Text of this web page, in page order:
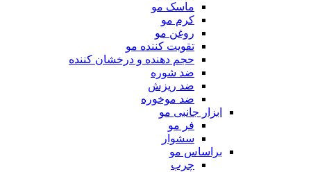
ماسک مو
کرم مو
روغن مو
تقویت کننده مو
حجم دهنده و درخشان کننده
ضد شوره
ضد ریزش
ضد موخوره
ابزار جانبی مو
فر مو
سشوار
براساس مو
چرب